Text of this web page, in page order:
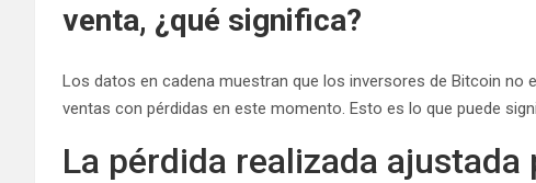
venta, ¿qué significa?
Los datos en cadena muestran que los inversores de Bitcoin no
ventas con pérdidas en este momento. Esto es lo que puede
La pérdida realizada